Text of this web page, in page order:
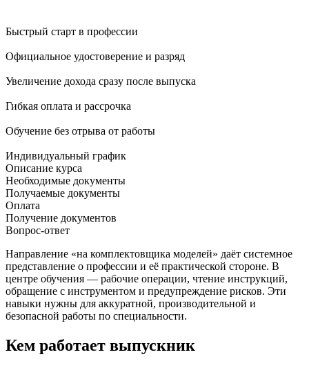
Быстрый старт в профессии
Официальное удостоверение и разряд
Увеличение дохода сразу после выпуска
Гибкая оплата и рассрочка
Обучение без отрыва от работы
Индивидуальный график
Описание курса
Необходимые документы
Получаемые документы
Оплата
Получение документов
Вопрос-ответ
Направление «на комплектовщика моделей» даёт системное
представление о профессии и её практической стороне. В
центре обучения — рабочие операции, чтение инструкций,
обращение с инструментом и предупреждение рисков. Эти
навыки нужны для аккуратной, производительной и
безопасной работы по специальности.
Кем работает выпускник